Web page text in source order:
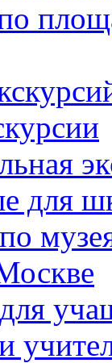
для